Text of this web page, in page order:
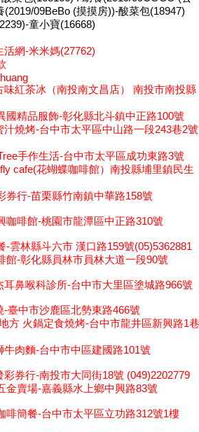
09BeBo (摸摸房))-酸菜包(18947)
童小寶(16668)
活網-米米媽(27762)
味紅茶冰（南投南文昌店） 南投市南投縣
國精品服飾-彰化縣北斗鎮中正路100號
汁燒烤-台中市太平區中山路一段243巷2號
手作生活-台中市太平區成功東路3號
cafe(花蝴蝶咖啡館）南投縣埔里鎮民生
券行-苗栗縣竹南鎮中華路158號
咖啡館-桃園市龍潭區中正路310號
-雲林縣斗六市 漢口路159號(05)5362881
館-彰化縣員林市員林大道一段90號
耳鼻喉科診所-台中市大里區塗城路966號
-臺中市沙鹿區北勢東路466號
方 火鍋定食燒烤-台中市龍井區新興路1巷
牛肉麵-台中市中區建國路101號
彩券行-南投市大同街18號 (049)2202779
金賣場-嘉義縣水上鄉中興路83號
啡簡餐-台中市太平區立功路312號1樓